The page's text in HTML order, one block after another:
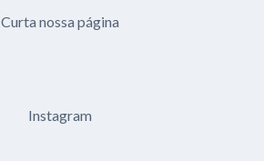
Curta nossa página
Instagram